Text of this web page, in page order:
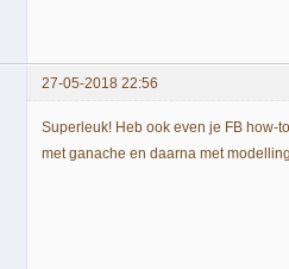
27-05-2018 22:56
Superleuk! Heb ook even je FB how-
met ganache en daarna met